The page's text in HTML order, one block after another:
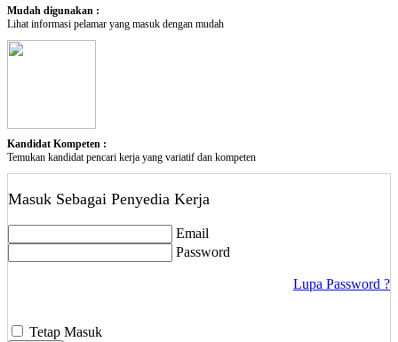
Mudah digunakan :
Lihat informasi pelamar yang masuk dengan mudah
Kandidat Kompeten :
Temukan kandidat pencari kerja yang variatif dan kompeten
Masuk Sebagai Penyedia Kerja
Email
Password
Lupa Password ?
Tetap Masuk